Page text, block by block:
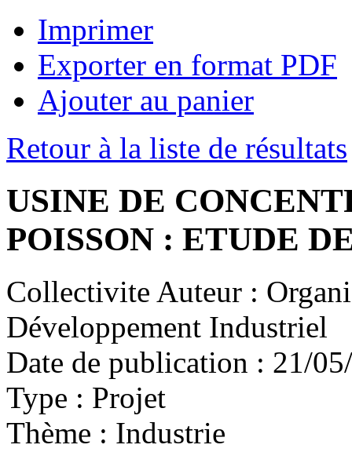
Imprimer
Exporter en format PDF
Ajouter au panier
Retour à la liste de résultats
USINE DE
POISSON : ETUDE
Collectivite Auteur :
Développement Industriel
Date de publication : 21/
Type : Projet
Thème : Industrie